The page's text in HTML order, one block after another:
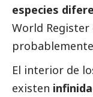
especies
World Register
El interior de
existen